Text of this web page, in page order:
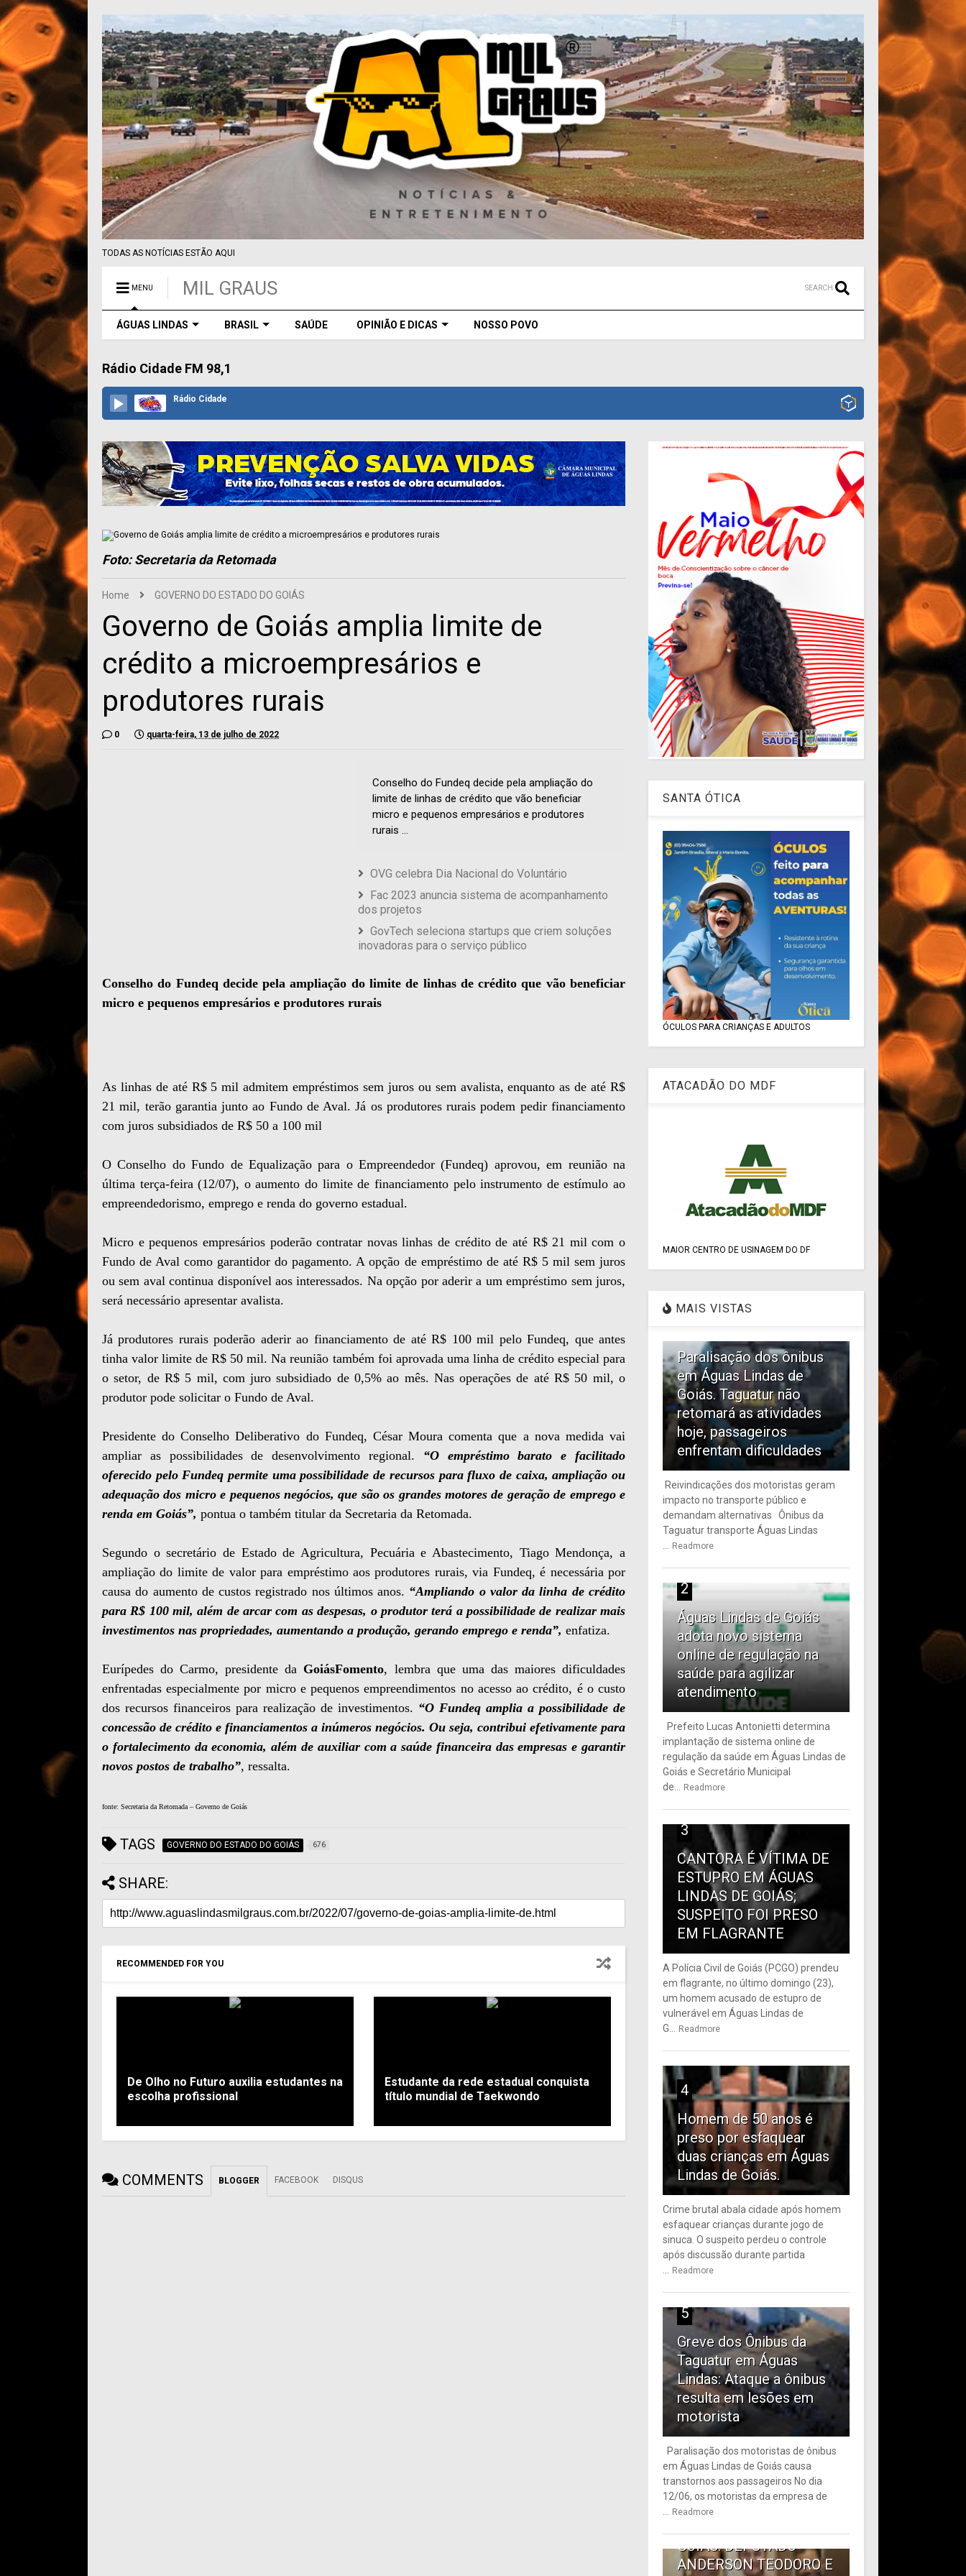
TODAS AS NOTÍCIAS ESTÃO AQUI
MENU MIL GRAUS SEARCH
ÁGUAS LINDAS BRASIL SAÚDE OPINIÃO E DICAS NOSSO POVO
Rádio Cidade FM 98,1
Rádio Cidade
Foto: Secretaria da Retomada
Home GOVERNO DO ESTADO DO GOIÁS
Governo de Goiás amplia limite de
crédito a microempresários e
produtores rurais
0 quarta-feira, 13 de julho de 2022
Conselho do Fundeq decide pela ampliação do
limite de linhas de crédito que vão beneficiar
micro e pequenos empresários e produtores
rurais ...
OVG celebra Dia Nacional do Voluntário
Fac 2023 anuncia sistema de acompanhamento
dos projetos
GovTech seleciona startups que criem soluções
inovadoras para o serviço público
Conselho do Fundeq decide pela ampliação do limite de linhas de crédito que vão beneficiar
micro e pequenos empresários e produtores rurais
As linhas de até R$ 5 mil admitem empréstimos sem juros ou sem avalista, enquanto as de até R$
21 mil, terão garantia junto ao Fundo de Aval. Já os produtores rurais podem pedir financiamento
com juros subsidiados de R$ 50 a 100 mil
O Conselho do Fundo de Equalização para o Empreendedor (Fundeq) aprovou, em reunião na
última terça-feira (12/07), o aumento do limite de financiamento pelo instrumento de estímulo ao
empreendedorismo, emprego e renda do governo estadual.
Micro e pequenos empresários poderão contratar novas linhas de crédito de até R$ 21 mil com o
Fundo de Aval como garantidor do pagamento. A opção de empréstimo de até R$ 5 mil sem juros
ou sem aval continua disponível aos interessados. Na opção por aderir a um empréstimo sem juros,
será necessário apresentar avalista.
Já produtores rurais poderão aderir ao financiamento de até R$ 100 mil pelo Fundeq, que antes
tinha valor limite de R$ 50 mil. Na reunião também foi aprovada uma linha de crédito especial para
o setor, de R$ 5 mil, com juro subsidiado de 0,5% ao mês. Nas operações de até R$ 50 mil, o
produtor pode solicitar o Fundo de Aval.
Presidente do Conselho Deliberativo do Fundeq, César Moura comenta que a nova medida vai
ampliar as possibilidades de desenvolvimento regional. “O empréstimo barato e facilitado
oferecido pelo Fundeq permite uma possibilidade de recursos para fluxo de caixa, ampliação ou
adequação dos micro e pequenos negócios, que são os grandes motores de geração de emprego e
renda em Goiás”, pontua o também titular da Secretaria da Retomada.
Segundo o secretário de Estado de Agricultura, Pecuária e Abastecimento, Tiago Mendonça, a
ampliação do limite de valor para empréstimo aos produtores rurais, via Fundeq, é necessária por
causa do aumento de custos registrado nos últimos anos. “Ampliando o valor da linha de crédito
para R$ 100 mil, além de arcar com as despesas, o produtor terá a possibilidade de realizar mais
investimentos nas propriedades, aumentando a produção, gerando emprego e renda”, enfatiza.
Eurípedes do Carmo, presidente da GoiásFomento, lembra que uma das maiores dificuldades
enfrentadas especialmente por micro e pequenos empreendimentos no acesso ao crédito, é o custo
dos recursos financeiros para realização de investimentos. “O Fundeq amplia a possibilidade de
concessão de crédito e financiamentos a inúmeros negócios. Ou seja, contribui efetivamente para
o fortalecimento da economia, além de auxiliar com a saúde financeira das empresas e garantir
novos postos de trabalho”, ressalta.
fonte: Secretaria da Retomada – Governo de Goiás
TAGS GOVERNO DO ESTADO DO GOIÁS 676
SHARE:
RECOMMENDED FOR YOU
De Olho no Futuro auxilia estudantes na
escolha profissional
Estudante da rede estadual conquista
título mundial de Taekwondo
COMMENTS BLOGGER FACEBOOK DISQUS
SANTA ÓTICA
ÓCULOS PARA CRIANÇAS E ADULTOS
ATACADÃO DO MDF
MAIOR CENTRO DE USINAGEM DO DF
MAIS VISTAS
Paralisação dos ônibus
em Águas Lindas de
Goiás. Taguatur não
retomará as atividades
hoje, passageiros
enfrentam dificuldades
Reivindicações dos motoristas geram
impacto no transporte público e
demandam alternativas Ônibus da
Taguatur transporte Águas Lindas
Readmore
2
Águas Lindas de Goiás
adota novo sistema
online de regulação na
saúde para agilizar
atendimento
Prefeito Lucas Antonietti determina
implantação de sistema online de
regulação da saúde em Águas Lindas de
Goiás e Secretário Municipal
de...
Readmore
3
CANTORA É VÍTIMA DE
ESTUPRO EM ÁGUAS
LINDAS DE GOIÁS;
SUSPEITO FOI PRESO
EM FLAGRANTE
A Polícia Civil de Goiás (PCGO) prendeu
em flagrante, no último domingo (23),
um homem acusado de estupro de
vulnerável em Águas Lindas de
G...
Readmore
4
Homem de 50 anos é
preso por esfaquear
duas crianças em Águas
Lindas de Goiás.
Crime brutal abala cidade após homem
esfaquear crianças durante jogo de
sinuca. O suspeito perdeu o controle
após discussão durante partida
Readmore
5
Greve dos Ônibus da
Taguatur em Águas
Lindas: Ataque a ônibus
resulta em lesões em
motorista
Paralisação dos motoristas de ônibus
em Águas Lindas de Goiás causa
transtornos aos passageiros No dia
12/06, os motoristas da empresa de
Readmore
6
TRANSPORTE PÚBLICO
GOIÁS: DEPUTADO
ANDERSON TEODORO E